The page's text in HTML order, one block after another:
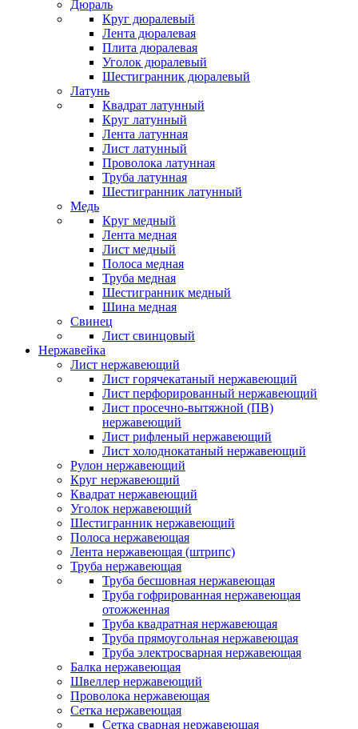
Дюраль
Круг дюралевый
Лента дюралевая
Плита дюралевая
Уголок дюралевый
Шестигранник дюралевый
Латунь
Квадрат латунный
Круг латунный
Лента латунная
Лист латунный
Проволока латунная
Труба латунная
Шестигранник латунный
Медь
Круг медный
Лента медная
Лист медный
Полоса медная
Труба медная
Шестигранник медный
Шина медная
Свинец
Лист свинцовый
Нержавейка
Лист нержавеющий
Лист горячекатаный нержавеющий
Лист перфорированный нержавеющий
Лист просечно-вытяжной (ПВ)
нержавеющий
Лист рифленый нержавеющий
Лист холоднокатаный нержавеющий
Рулон нержавеющий
Круг нержавеющий
Квадрат нержавеющий
Уголок нержавеющий
Шестигранник нержавеющий
Полоса нержавеющая
Лента нержавеющая (штрипс)
Труба нержавеющая
Труба бесшовная нержавеющая
Труба гофрированная нержавеющая
отожженная
Труба квадратная нержавеющая
Труба прямоугольная нержавеющая
Труба электросварная нержавеющая
Балка нержавеющая
Швеллер нержавеющий
Проволока нержавеющая
Сетка нержавеющая
Сетка сварная нержавеющая